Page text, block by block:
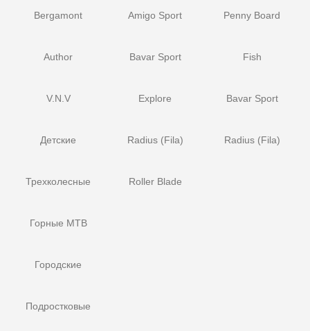
Bergamont
Author
V.N.V
Детские
Трехколесные
Горные MTB
Городские
Подростковые
Amigo Sport
Bavar Sport
Explore
Radius (Fila)
Roller Blade
Penny Board
Fish
Bavar Sport
Radius (Fila)